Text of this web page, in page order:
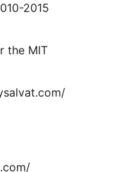
2015
the MIT